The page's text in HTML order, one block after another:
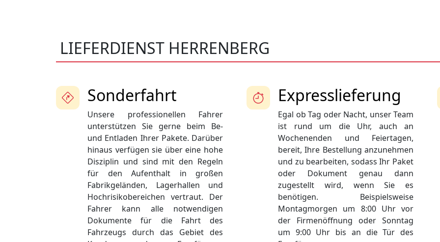
LIEFERDIENST HERRENBERG
Sonderfahrt
Unsere professionellen Fahrer
unterstützen Sie gerne beim Be-
und Entladen Ihrer Pakete. Darüber
hinaus verfügen sie über eine hohe
Disziplin und sind mit den Regeln
für den Aufenthalt in großen
Fabrikgeländen, Lagerhallen und
Hochrisikobereichen vertraut. Der
Fahrer kann alle notwendigen
Dokumente für die Fahrt des
Fahrzeugs durch das Gebiet des
Expresslieferung
Egal ob Tag oder Nacht, unser Team
ist rund um die Uhr, auch an
Wochenenden und Feiertagen,
bereit, Ihre Bestellung anzunehmen
und zu bearbeiten, sodass Ihr Paket
oder Dokument genau dann
zugestellt wird, wenn Sie es
benötigen. Beispielsweise
Montagmorgen um 8:00 Uhr vor
der Firmenöffnung oder Sonntag
um 9:00 Uhr bis an die Tür des